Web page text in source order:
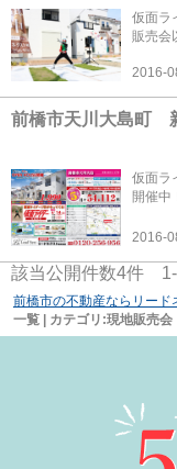
仮面ラ
販売会
2016-
前橋市天川大島町
仮面ラ
開催中
2016-
該当公開件数4件 1-
前橋市の不動産ならリード
一覧 | カテゴリ:現地販売会